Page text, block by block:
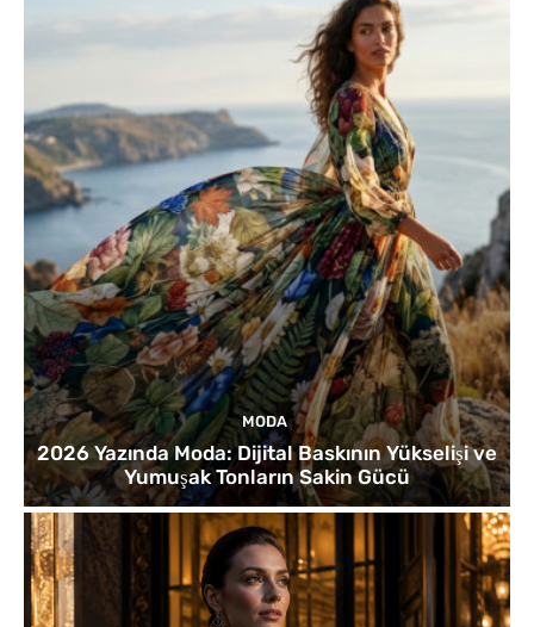
MODA
2026 Yazında Moda: Dijital Baskının Yükselişi ve
Yumuşak Tonların Sakin Gücü